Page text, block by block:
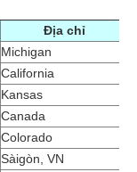
Địa chỉ
Michigan
California
Kansas
Canada
Colorado
Sàigòn, VN